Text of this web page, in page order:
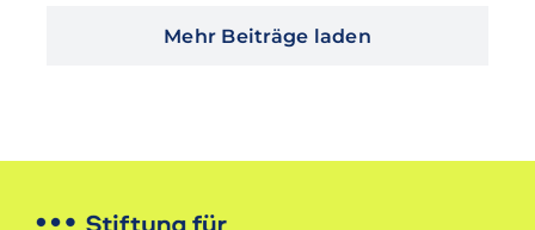
Mehr Beiträge laden